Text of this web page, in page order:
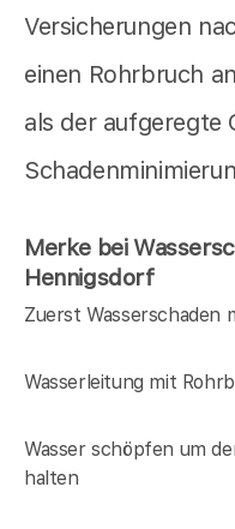
Versicherungen
einen Rohrbruch
als der aufgeregte
Merke bei
Hennigsdorf
Zuerst Wasserschaden
Wasserleitung mit
Wasser schöpfen um
halten